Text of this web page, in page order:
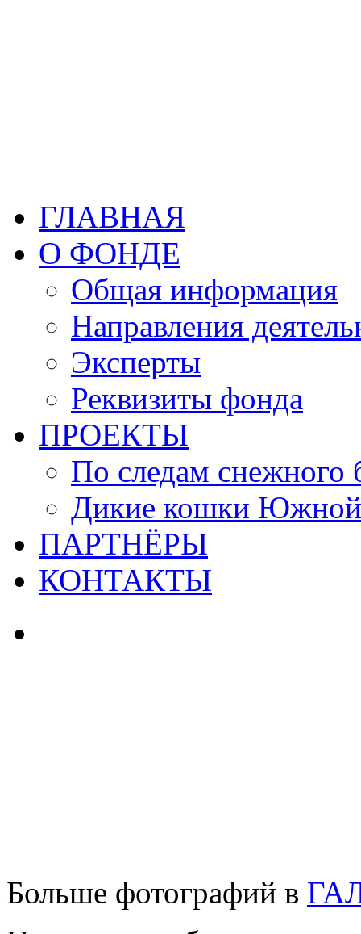
ГЛАВНАЯ
О ФОНДЕ
Общая информация
Направления
Эксперты
Реквизиты фонда
ПРОЕКТЫ
По следам снежного
Дикие кошки
ПАРТНЁРЫ
КОНТАКТЫ
Больше фотографий в